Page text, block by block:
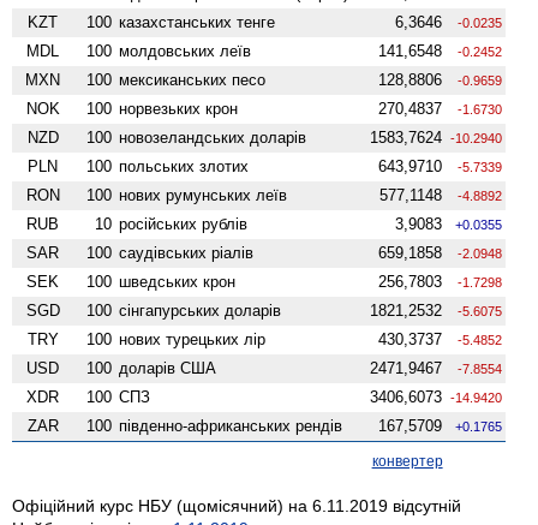
KZT 100 казахстанських тенге 6,3646 -0.0235
MDL 100 молдовських леїв 141,6548 -0.2452
MXN 100 мексиканських песо 128,8806 -0.9659
NOK 100 норвезьких крон 270,4837 -1.6730
NZD 100 ново­зеландських доларів 1583,7624 -10.2940
PLN 100 польських злотих 643,9710 -5.7339
RON 100 нових румунських леїв 577,1148 -4.8892
RUB 10 російських рублів 3,9083 +0.0355
SAR 100 саудівських ріалів 659,1858 -2.0948
SEK 100 шведських крон 256,7803 -1.7298
SGD 100 сінгапурських доларів 1821,2532 -5.6075
TRY 100 нових турецьких лір 430,3737 -5.4852
USD 100 доларів США 2471,9467 -7.8554
XDR 100 СПЗ 3406,6073 -14.9420
ZAR 100 південно-африканських рендів 167,5709 +0.1765
конвертер
Офіційний курс НБУ (щомісячний) на 6.11.2019 відсутній